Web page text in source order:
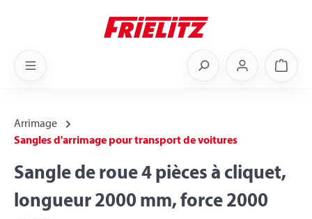
Arrimage
Sangles d'arrimage pour transport de voitures
Sangle de roue 4 pièces à cliquet,
longueur 2000 mm, force 2000